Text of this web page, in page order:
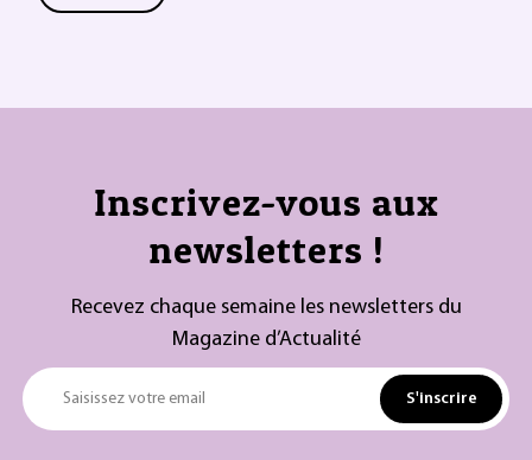
Inscrivez-vous aux
newsletters !
Recevez chaque semaine les newsletters du
Magazine d’Actualité
Saisissez votre email S'inscrire